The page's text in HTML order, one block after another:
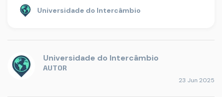
Universidade do Intercâmbio
Universidade do Intercâmbio
AUTOR
23 Jun 2025